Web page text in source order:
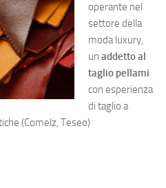
operante nel
settore della
moda luxury,
un addetto al
taglio pellami
con esperienza
di taglio a
(Comelz, Teseo)